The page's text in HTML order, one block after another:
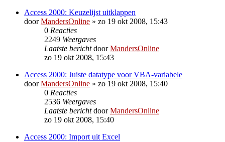
Access 2000: Keuzelijst uitklappen
doorMandersOnline » zo 19 okt 2008, 15:43
0 Reacties
2249 Weergaves
Laatste berichtdoorMandersOnline
zo 19 okt 2008, 15:43
Access 2000: Juiste datatype voor VBA-variabele
doorMandersOnline » zo 19 okt 2008, 15:40
0 Reacties
2536 Weergaves
Laatste berichtdoorMandersOnline
zo 19 okt 2008, 15:40
Access 2000: Import uit Excel